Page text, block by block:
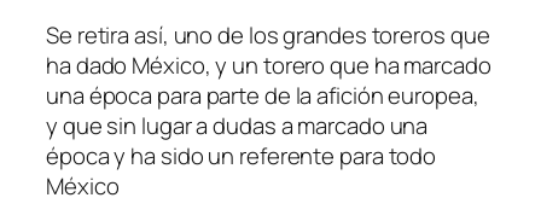
Se retira así, uno de los grandes toreros que
ha dado México, y un torero que ha marcado
una época para parte de la afición europea,
y que sin lugar a dudas a marcado una
época y ha sido un referente para todo
México